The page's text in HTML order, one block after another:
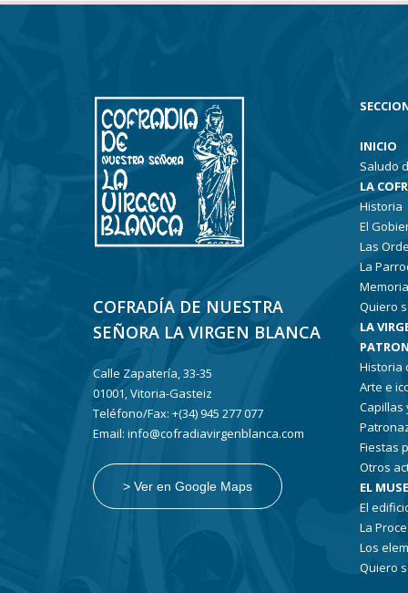
COFRADÍA DE NUESTRA
SEÑORA LA VIRGEN BLANCA
Calle Zapatería, 33-35
01001, Vitoria-Gasteiz
Teléfono/Fax: +(34) 945 277 077
Email: info@cofradiavirgenblanca.com
> Ver en Google Maps
INICIO
Saludo
LA
Historia
El
Las
La
Quiero
LA
Historia
Arte e
Capillas
Fiestas
Otros
EL
El
La
Los
Quiero